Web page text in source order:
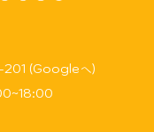
201 (Googleへ)